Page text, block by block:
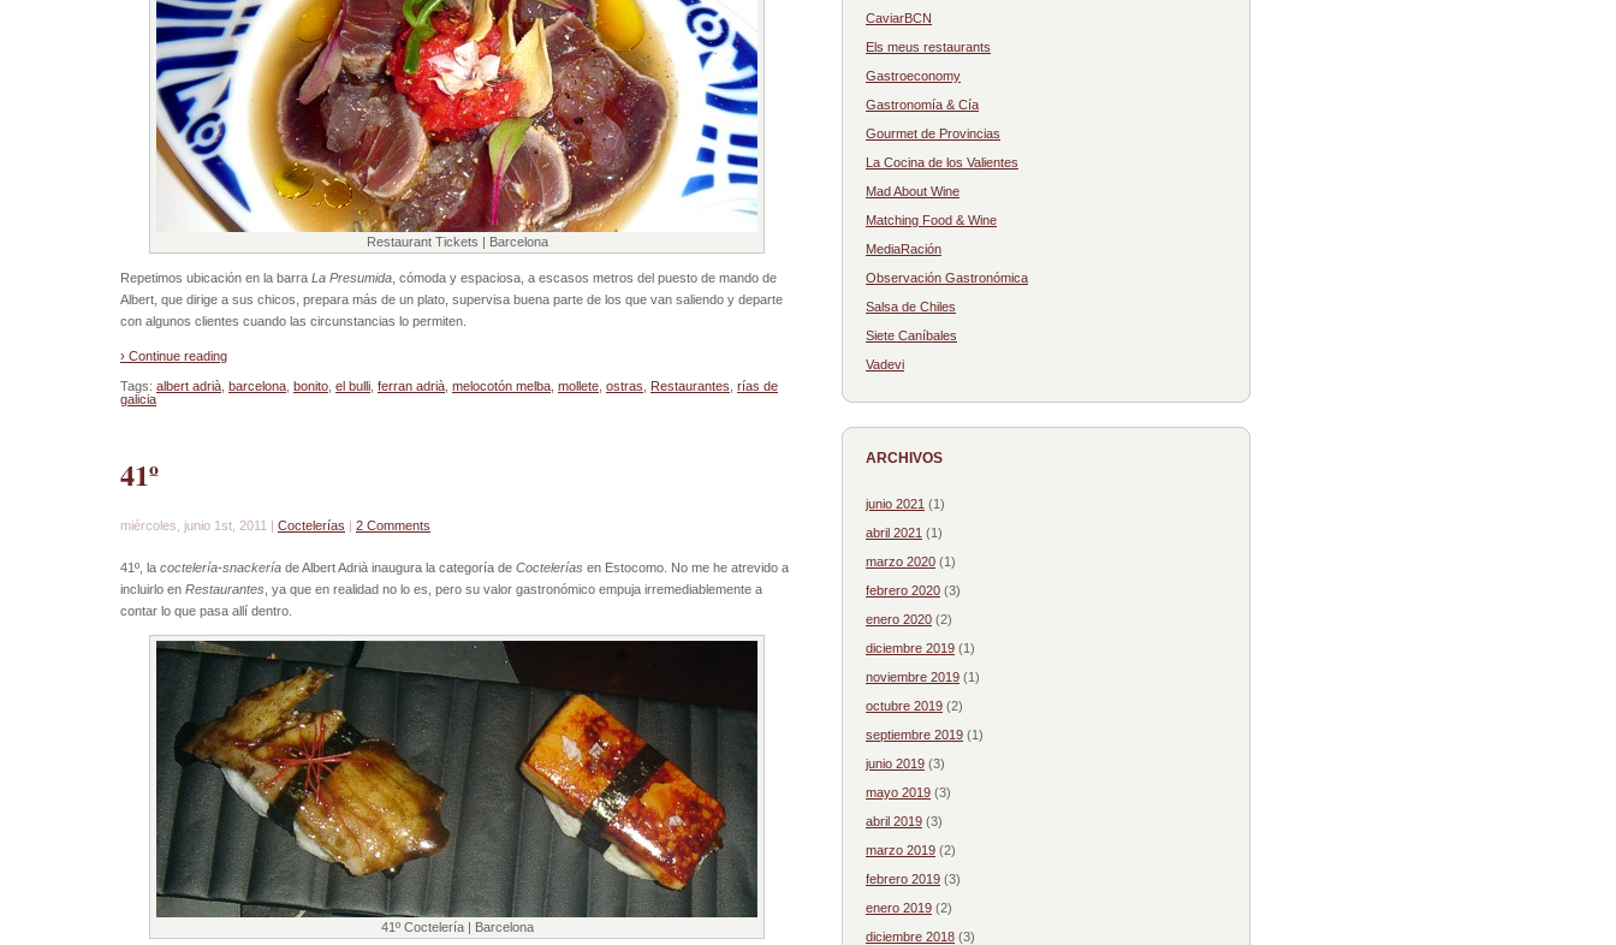
Restaurant Tickets | Barcelona
Repetimos ubicación en la barra La Presumida , cómoda y espaciosa, a escasos metros del puesto de mando de
Albert, que dirige a sus chicos, prepara más de un plato, supervisa buena parte de los que van saliendo y departe
con algunos clientes cuando las circunstancias lo permiten.
› Continue reading
Tags: albert adrià barcelona bonito el bulli ferran adrià melocotón melba mollete ostras Restaurantes rías de
galicia
41º
miércoles, junio 1st, 2011 | Coctelerías | 2 Comments
41º, la coctelería-snackería de Albert Adrià inaugura la categoría de Coctelerías en Estocomo. No me he atrevido a
incluirlo en Restaurantes , ya que en realidad no lo es, pero su valor gastronómico empuja irremediablemente a
contar lo que pasa allí dentro.
41º Coctelería | Barcelona
CaviarBCN
Els meus restaurants
Gastroeconomy
Gastronomía & Cía
Gourmet de Provincias
La Cocina de los Valientes
Mad About Wine
Matching Food & Wine
MediaRación
Observación Gastronómica
Salsa de Chiles
Siete Caníbales
Vadevi
ARCHIVOS
junio 2021 (1)
abril 2021 (1)
marzo 2020 (1)
febrero 2020 (3)
enero 2020 (2)
diciembre 2019 (1)
noviembre 2019 (1)
octubre 2019 (2)
septiembre 2019 (1)
junio 2019 (3)
mayo 2019 (3)
abril 2019 (3)
marzo 2019 (2)
febrero 2019 (3)
enero 2019 (2)
diciembre 2018 (3)